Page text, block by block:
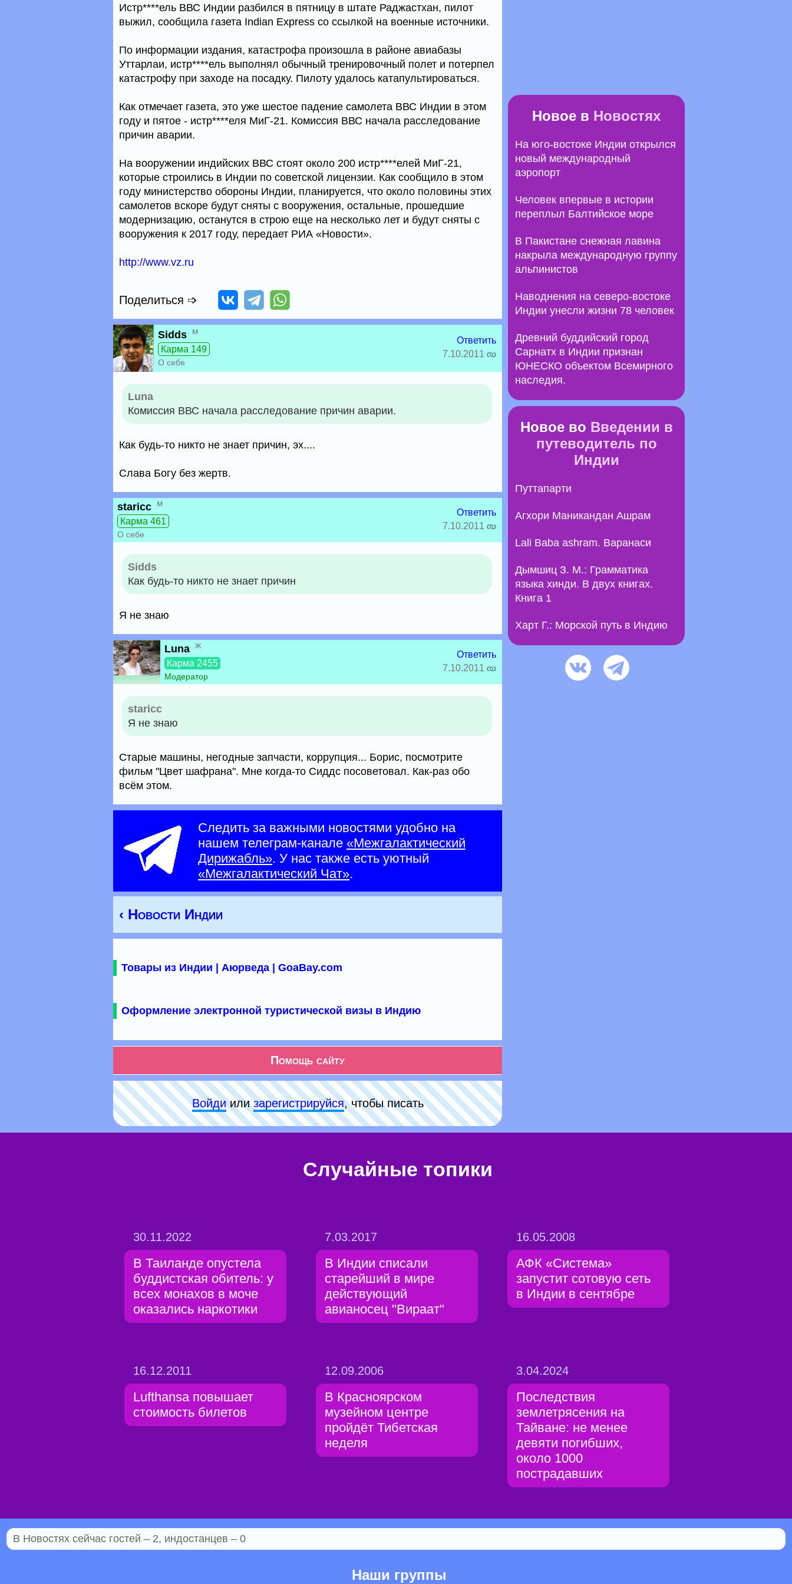
Истр****ель ВВС Индии разбился в пятницу в штате Раджастхан, пилот
выжил, сообщила газета Indian Express со ссылкой на военные источники.
По информации издания, катастрофа произошла в районе авиабазы
Уттарлаи, истр****ель выполнял обычный тренировочный полет и потерпел
катастрофу при заходе на посадку. Пилоту удалось катапультироваться.
Как отмечает газета, это уже шестое падение самолета ВВС Индии в этом
году и пятое - истр****еля МиГ-21. Комиссия ВВС начала расследование
причин аварии.
На вооружении индийских ВВС стоят около 200 истр****елей МиГ-21,
которые строились в Индии по советской лицензии. Как сообщило в этом
году министерство обороны Индии, планируется, что около половины этих
самолетов вскоре будут сняты с вооружения, остальные, прошедшие
модернизацию, останутся в строю еще на несколько лет и будут сняты с
вооружения к 2017 году, передает РИА «Новости».
http://www.vz.ru
Поделиться ➩
Sidds м
Карма 149
О себе
Ответить
7.10.2011
Luna
Комиссия ВВС начала расследование причин аварии.
Как будь-то никто не знает причин, эх....
Слава Богу без жертв.
staricc м
Карма 461
О себе
Ответить
7.10.2011
Sidds
Как будь-то никто не знает причин
Я не знаю
Luna ж
Карма 2455
Модератор
Ответить
7.10.2011
staricc
Я не знаю
Старые машины, негодные запчасти, коррупция... Борис, посмотрите
фильм "Цвет шафрана". Мне когда-то Сиддс посоветовал. Как-раз обо
всём этом.
Следить за важными новостями удобно на
нашем телеграм-канале «Межгалактический
Дирижабль». У нас также есть уютный
«Межгалактический Чат».
‹ Новости Индии
Товары из Индии | Аюрведа | GoaBay.com
Оформление электронной туристической визы в Индию
Помощь сайту
Войдиилизарeгиcтpируйся, чтобы писать
Новое в Новостях
На юго-востоке Индии открылся
новый международный
аэропорт
Человек впервые в истории
переплыл Балтийское море
В Пакистане снежная лавина
накрыла международную группу
альпинистов
Наводнения на северо-востоке
Индии унесли жизни 78 человек
Древний буддийский город
Сарнатх в Индии признан
ЮНЕСКО объектом Всемирного
наследия.
Новое во Введении в
путеводитель по
Индии
Путтапарти
Агхори Маникандан Ашрам
Lali Baba ashram. Варанаси
Дымшиц З. М.: Грамматика
языка хинди. В двух книгах.
Книга 1
Харт Г.: Морской путь в Индию
Случайные топики
30.11.2022
В Таиланде опустела
буддистская обитель: у
всех монахов в моче
оказались наркотики
7.03.2017
В Индии списали
старейший в мире
действующий
авианосец "Вираат"
16.05.2008
АФК «Система»
запустит сотовую сеть
в Индии в сентябре
16.12.2011
Lufthansa повышает
стоимость билетов
12.09.2006
В Красноярском
музейном центре
пройдёт Тибетская
неделя
3.04.2024
Последствия
землетрясения на
Тайване: не менее
девяти погибших,
около 1000
пострадавших
В Новостях сейчас гостей – 2, индостанцев – 0
Наши группы